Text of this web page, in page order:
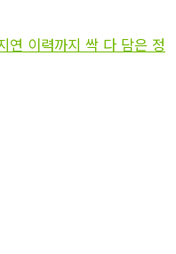
연 이력까지 싹 다 담은 정